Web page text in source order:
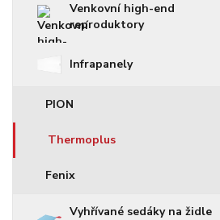
Venkovní high-end
reproduktory
Infrapanely
PION
Thermoplus
Fenix
Vyhřívané sedáky na židle